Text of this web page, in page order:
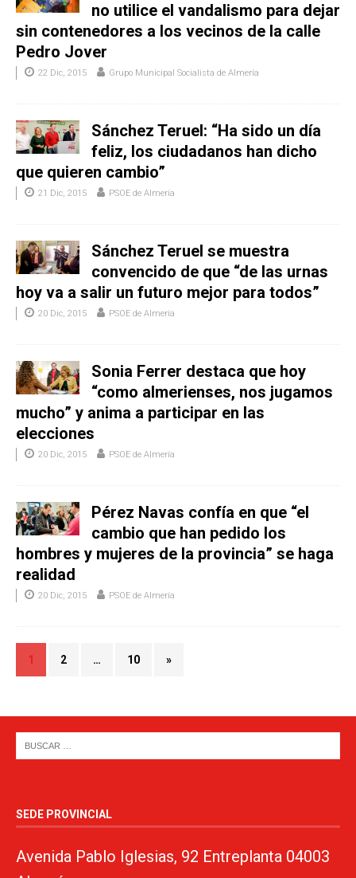
no utilice el vandalismo para dejar
sin contenedores a los vecinos de la calle
Pedro Jover
22 Dic, 2015 Grupo Municipal Socialista de Almería
Sánchez Teruel: “Ha sido un día
feliz, los ciudadanos han dicho
que quieren cambio”
21 Dic, 2015 PSOE de Almería
Sánchez Teruel se muestra
convencido de que “de las urnas
hoy va a salir un futuro mejor para todos”
20 Dic, 2015 PSOE de Almería
Sonia Ferrer destaca que hoy
“como almerienses, nos jugamos
mucho” y anima a participar en las
elecciones
20 Dic, 2015 PSOE de Almería
Pérez Navas confía en que “el
cambio que han pedido los
hombres y mujeres de la provincia” se haga
realidad
20 Dic, 2015 PSOE de Almería
1 2 … 10 »
SEDE PROVINCIAL
Avenida Pablo Iglesias, 92 Entreplanta 04003